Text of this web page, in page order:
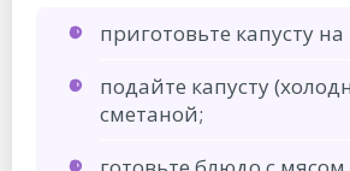
приготовьте капусту
подайте капусту
сметаной;